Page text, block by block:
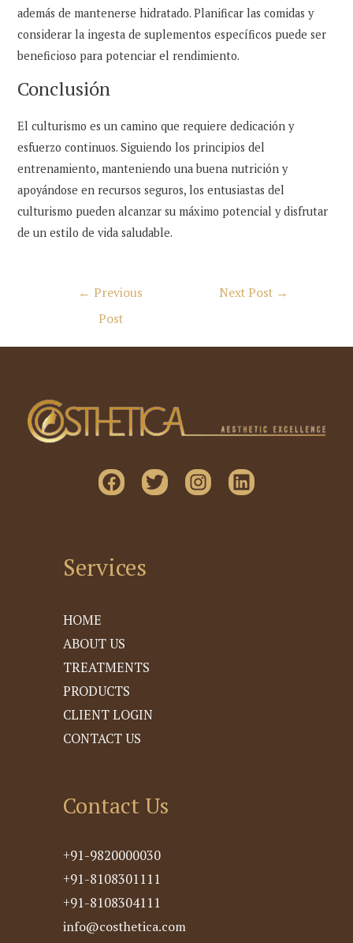
además de mantenerse hidratado. Planificar las comidas y
considerar la ingesta de suplementos específicos puede ser
beneficioso para potenciar el rendimiento.
Conclusión
El culturismo es un camino que requiere dedicación y
esfuerzo continuos. Siguiendo los principios del
entrenamiento, manteniendo una buena nutrición y
apoyándose en recursos seguros, los entusiastas del
culturismo pueden alcanzar su máximo potencial y disfrutar
de un estilo de vida saludable.
← Previous
Post
Next Post →
Services
HOME
ABOUT US
TREATMENTS
PRODUCTS
CLIENT LOGIN
CONTACT US
Contact Us
+91-9820000030
+91-8108301111
+91-8108304111
info@costhetica.com